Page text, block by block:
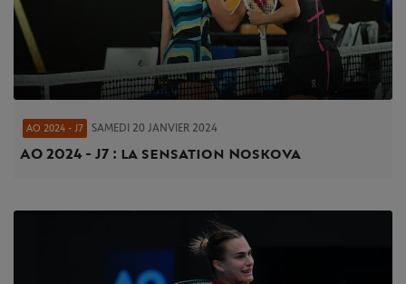
AO 2024 - J7 SAMEDI 20 JANVIER 2024
AO 2024 - J7 : la sensation Noskova